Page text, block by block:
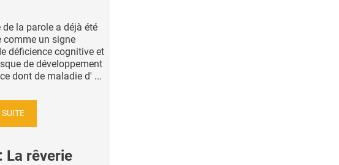
la parole a déjà été
comme un signe
déficience cognitive et
de développement
dont de maladie d' ...
La rêverie